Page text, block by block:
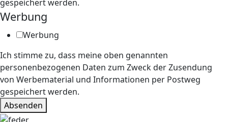
gespeichert werden.
Werbung
Werbung
Ich stimme zu, dass meine oben genannten
personenbezogenen Daten zum Zweck der Zusendung
von Werbematerial und Informationen per Postweg
gespeichert werden.
Absenden